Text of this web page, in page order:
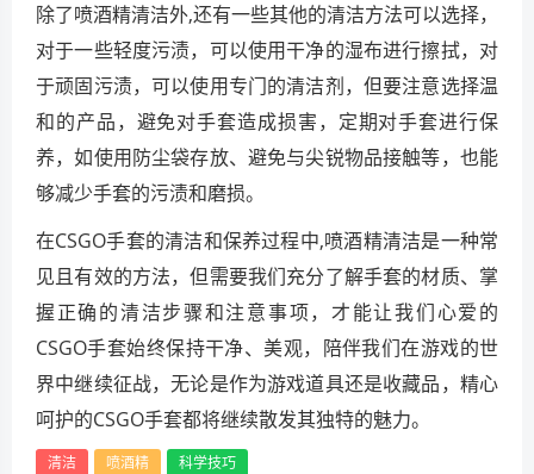
除了喷酒精清洁外,还有一些其他的清洁方法可以选择，
对于一些轻度污渍，可以使用干净的湿布进行擦拭，对
于顽固污渍，可以使用专门的清洁剂，但要注意选择温
和的产品，避免对手套造成损害，定期对手套进行保
养，如使用防尘袋存放、避免与尖锐物品接触等，也能
够减少手套的污渍和磨损。
在CSGO手套的清洁和保养过程中,喷酒精清洁是一种常
见且有效的方法，但需要我们充分了解手套的材质、掌
握正确的清洁步骤和注意事项，才能让我们心爱的
CSGO手套始终保持干净、美观，陪伴我们在游戏的世
界中继续征战，无论是作为游戏道具还是收藏品，精心
呵护的CSGO手套都将继续散发其独特的魅力。
清洁 喷酒精 科学技巧